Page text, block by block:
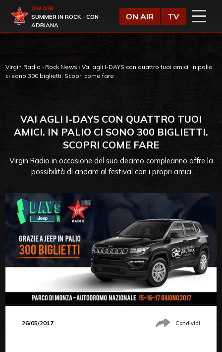
Virgin Radio
ON AIR
SUMMER IN ROCK - CON
ADRIANA
ON AIR TV
Virgin Radio › Rock News › Vai agli I-DAYS con quattro tuoi amici. In palio
ci sono 300 biglietti. Scopri come fare
VAI AGLI I-DAYS CON QUATTRO TUOI
AMICI. IN PALIO CI SONO 300 BIGLIETTI.
SCOPRI COME FARE
Virgin Radio in occasione del suo decimo compleanno offre la
possibilità di andare al festival con i propri amici
26/05/2017 Condividi